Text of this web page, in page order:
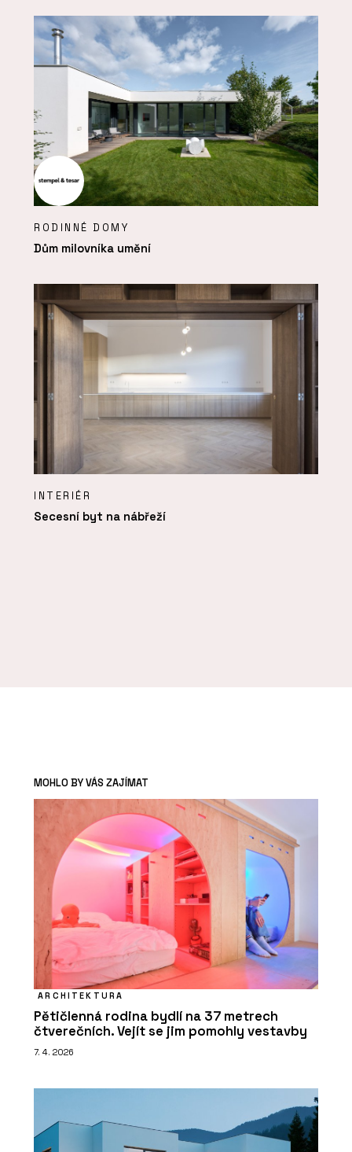
RODINNÉ DOMY
Dům milovníka umění
INTERIÉR
Secesní byt na nábřeží
MOHLO BY VÁS ZAJÍMAT
ARCHITEKTURA
Pětičlenná rodina bydlí na 37 metrech
čtverečních. Vejít se jim pomohly vestavby
7. 4. 2026